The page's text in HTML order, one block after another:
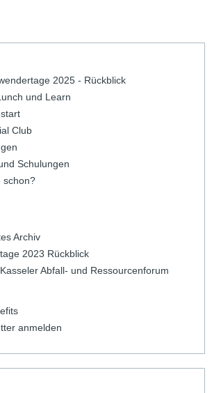
2025 - Rückblick
und Learn
Club
Schulungen
schon?
Archiv
2023 Rückblick
Abfall- und Ressourcenforum
anmelden